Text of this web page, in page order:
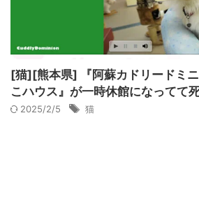
[猫][熊本県] 『阿蘇カドリードミ
こハウス』が一時休館になってて
2025/2/5 猫